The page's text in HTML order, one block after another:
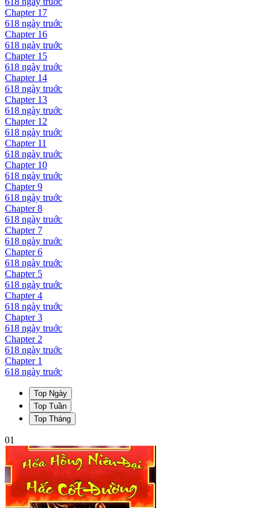
Chapter 17
618 ngày truớc
Chapter 16
618 ngày truớc
Chapter 15
618 ngày truớc
Chapter 14
618 ngày truớc
Chapter 13
618 ngày truớc
Chapter 12
618 ngày truớc
Chapter 11
618 ngày truớc
Chapter 10
618 ngày truớc
Chapter9
618 ngày truớc
Chapter8
618 ngày truớc
Chapter 7
618 ngày truớc
Chapter6
618 ngày truớc
Chapter 5
618 ngày truớc
Chapter4
618 ngày truớc
Chapter3
618 ngày truớc
Chapter2
618 ngày truớc
Chapter 1
618 ngày truớc
Top Ngày
Top Tuần
Top Tháng
01